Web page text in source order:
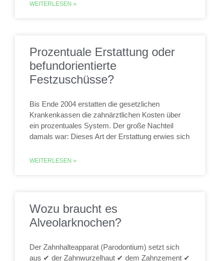
WEITERLESEN »
Prozentuale Erstattung oder
befundorientierte
Festzuschüsse?
Bis Ende 2004 erstatten die gesetzlichen
Krankenkassen die zahnärztlichen Kosten über
ein prozentuales System. Der große Nachteil
damals war: Dieses Art der Erstattung erwies sich
WEITERLESEN »
Wozu braucht es
Alveolarknochen?
Der Zahnhalteapparat (Parodontium) setzt sich
aus ✔ der Zahnwurzelhaut ✔ dem Zahnzement ✔